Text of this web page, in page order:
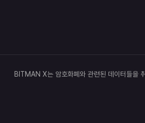
BITMAN X는 암호화폐와 관련된 데이터들을